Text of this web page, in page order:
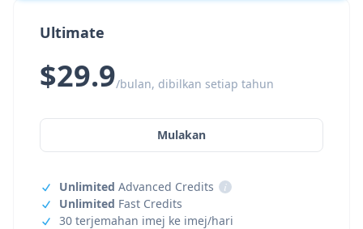
Ultimate
$29.9/bulan, dibilkan setiap tahun
Mulakan
Unlimited Advanced Credits
i
Unlimited Fast Credits
30 terjemahan imej ke imej/hari